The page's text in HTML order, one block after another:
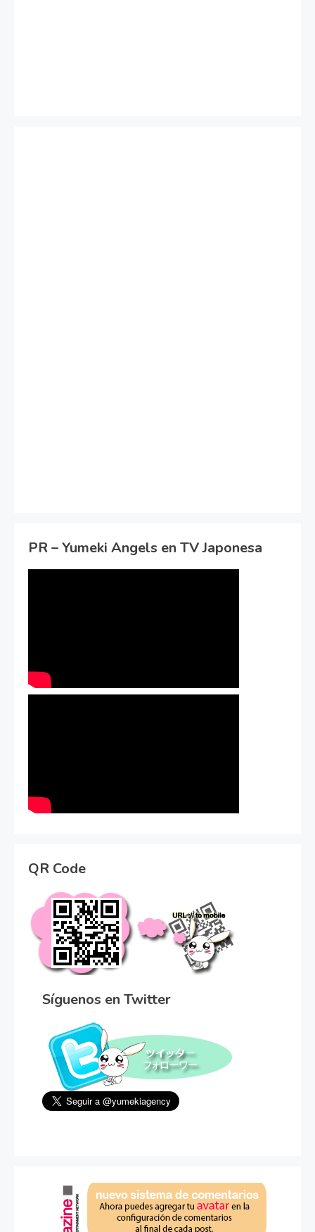
PR – Yumeki Angels en TV Japonesa
QR Code
Síguenos en Twitter